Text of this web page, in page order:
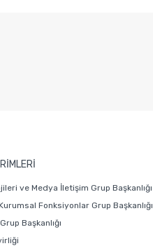
ve Medya İletişim Grup Başkanlığı
Fonksiyonlar Grup Başkanlığı
Başkanlığı